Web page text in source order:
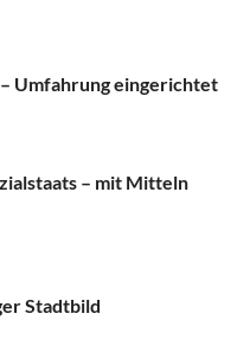
Umfahrung eingerichtet
– mit Mitteln
Stadtbild